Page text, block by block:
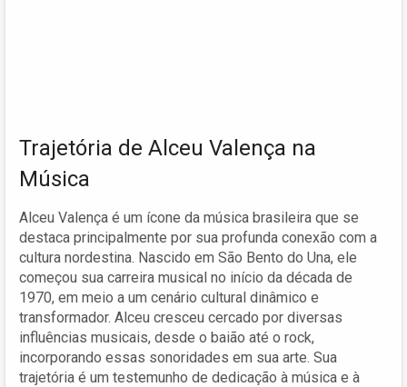
Trajetória de Alceu Valença na
Música
Alceu Valença é um ícone da música brasileira que se
destaca principalmente por sua profunda conexão com a
cultura nordestina. Nascido em São Bento do Una, ele
começou sua carreira musical no início da década de
1970, em meio a um cenário cultural dinâmico e
transformador. Alceu cresceu cercado por diversas
influências musicais, desde o baião até o rock,
incorporando essas sonoridades em sua arte. Sua
trajetória é um testemunho de dedicação à música e à